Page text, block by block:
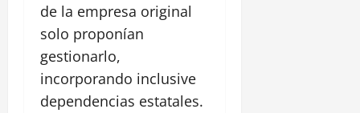
de la empresa original
solo proponían
gestionarlo,
incorporando inclusive
dependencias estatales.